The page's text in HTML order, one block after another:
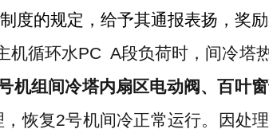
度的规定，给予其通报表扬，奖励
机循环水PC A段负荷时，间冷塔
机组间冷塔内扇区电动阀、百叶
恢复2号机间冷正常运行。因处